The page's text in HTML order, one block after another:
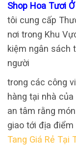
Shop Hoa Tươi
tôi cung cấp
nơi trong Khu
kiệm ngân sách
người
trong các công
hàng tại nhà
an tâm rằng
giao tới địa điểm
Tang Giá Rẻ Tại